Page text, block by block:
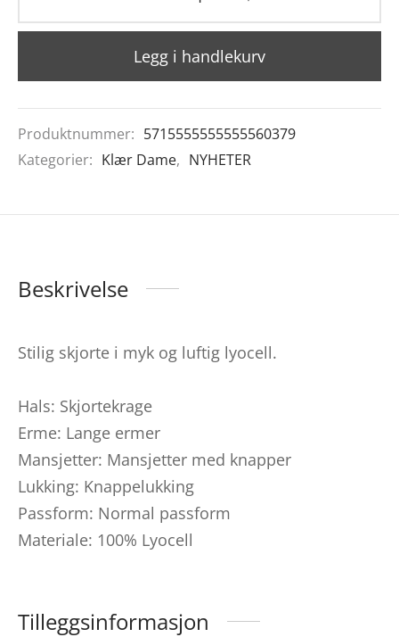
Legg i handlekurv
Produktnummer: 5715555555555560379
Kategorier: Klær Dame, NYHETER
Beskrivelse
Stilig skjorte i myk og luftig lyocell.
Hals: Skjortekrage
Erme: Lange ermer
Mansjetter: Mansjetter med knapper
Lukking: Knappelukking
Passform: Normal passform
Materiale: 100% Lyocell
Tilleggsinformasjon